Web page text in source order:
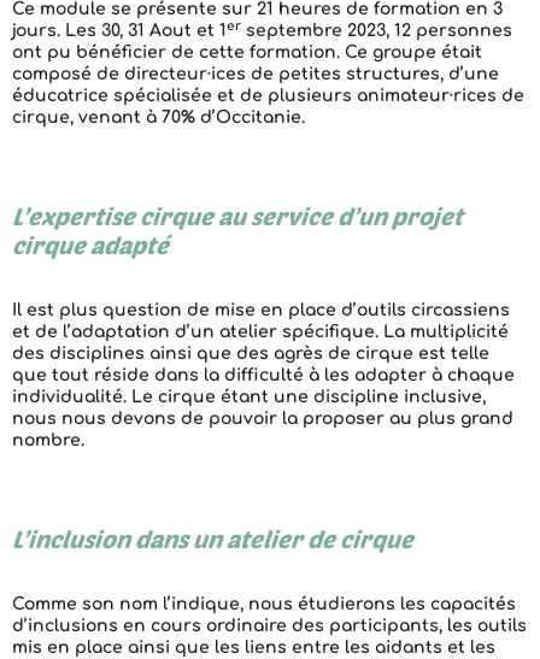
Ce module se présente sur 21 heures de formation en 3
jours. Les 30, 31 Aout et 1er septembre 2023, 12 personnes
ont pu bénéficier de cette formation. Ce groupe était
composé de directeur·ices de petites structures, d’une
éducatrice spécialisée et de plusieurs animateur·rices de
cirque, venant à 70% d’Occitanie.
L’expertise cirque au service d’un projet
cirque adapté
Il est plus question de mise en place d’outils circassiens
et de l’adaptation d’un atelier spécifique. La multiplicité
des disciplines ainsi que des agrès de cirque est telle
que tout réside dans la difficulté à les adapter à chaque
individualité. Le cirque étant une discipline inclusive,
nous nous devons de pouvoir la proposer au plus grand
nombre.
L’inclusion dans un atelier de cirque
Comme son nom l’indique, nous étudierons les capacités
d’inclusions en cours ordinaire des participants, les outils
mis en place ainsi que les liens entre les aidants et les